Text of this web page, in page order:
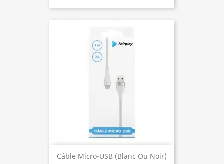
Câble Micro-USB (Blanc Ou Noir)